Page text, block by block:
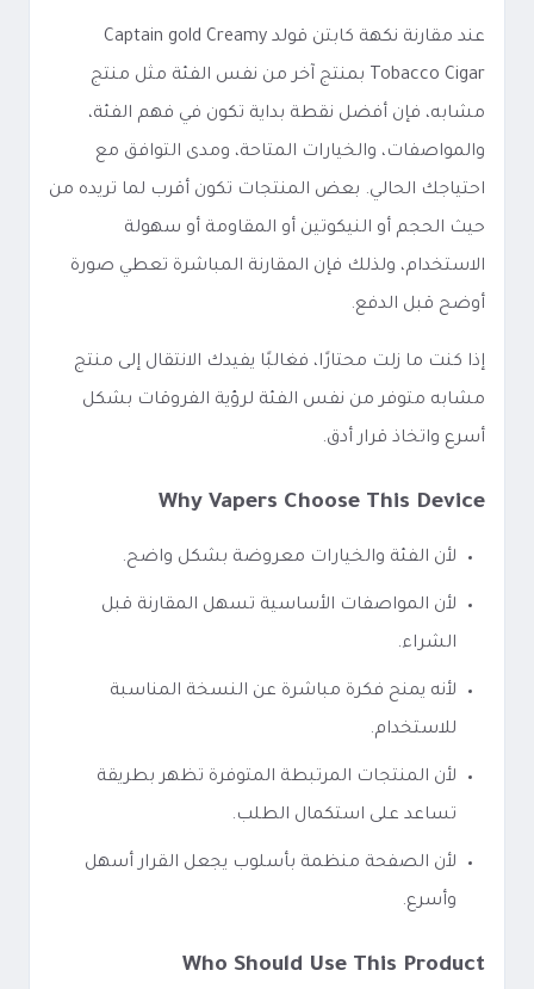
عند مقارنة نكهة كابتن قولد Captain gold Creamy
Tobacco Cigar بمنتج آخر من نفس الفئة مثل منتج
مشابه، فإن أفضل نقطة بداية تكون في فهم الفئة،
والمواصفات، والخيارات المتاحة، ومدى التوافق مع
احتياجك الحالي. بعض المنتجات تكون أقرب لما تريده من
حيث الحجم أو النيكوتين أو المقاومة أو سهولة
الاستخدام، ولذلك فإن المقارنة المباشرة تعطي صورة
أوضح قبل الدفع.
إذا كنت ما زلت محتارًا، فغالبًا يفيدك الانتقال إلى منتج
مشابه متوفر من نفس الفئة لرؤية الفروقات بشكل
أسرع واتخاذ قرار أدق.
Why Vapers Choose This Device
لأن الفئة والخيارات معروضة بشكل واضح.
لأن المواصفات الأساسية تسهل المقارنة قبل
الشراء.
لأنه يمنح فكرة مباشرة عن النسخة المناسبة
للاستخدام.
لأن المنتجات المرتبطة المتوفرة تظهر بطريقة
تساعد على استكمال الطلب.
لأن الصفحة منظمة بأسلوب يجعل القرار أسهل
وأسرع.
Who Should Use This Product